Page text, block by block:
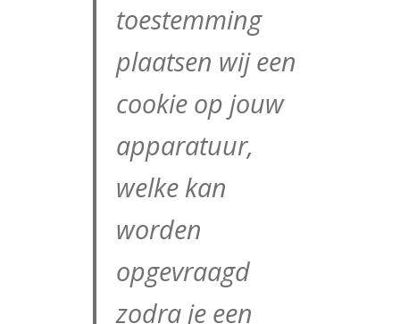
toestemming
plaatsen wij een
cookie op jouw
apparatuur,
welke kan
worden
opgevraagd
zodra je een